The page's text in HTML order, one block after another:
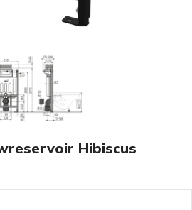
Hibiscus